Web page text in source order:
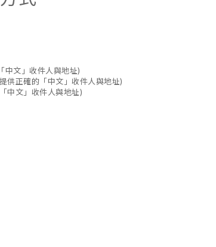
中文」收件人與地址)
供正確的「中文」收件人與地址)
中文」收件人與地址)